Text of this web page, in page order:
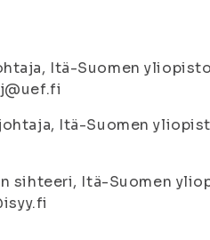
Itä-Suomen
Itä-Suomen
sihteeri, Itä-Suomen